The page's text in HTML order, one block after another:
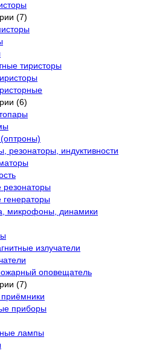
(7)
тиристоры
(6)
резонаторы, индуктивности
резонаторы
генераторы
микрофоны, динамики
излучатели
оповещатель
(7)
приборы
лампы